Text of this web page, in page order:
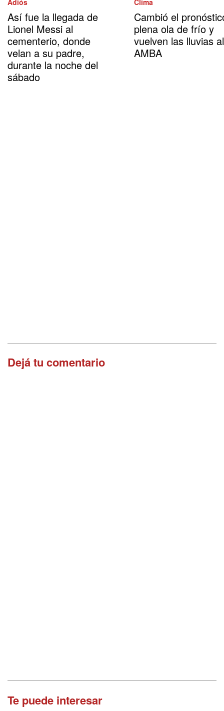
Así fue la llegada de
Lionel Messi al
cementerio, donde
velan a su padre,
durante la noche del
sábado
Cambió el
plena ola de frío y
vuelven las lluvias al
AMBA
Dejá tu comentario
Te puede interesar